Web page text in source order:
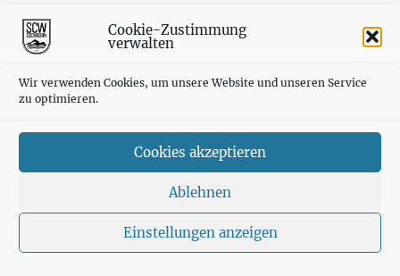
Cookie-Zustimmung
verwalten
Wir verwenden Cookies, um unsere Website und unseren Service
zu optimieren.
Cookies akzeptieren
Ablehnen
Einstellungen anzeigen